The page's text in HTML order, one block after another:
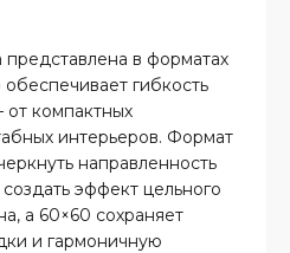
в форматах
гибкость
компактных
интерьеров. Формат
направленность
эффект цельного
а 60×60 сохраняет
и гармоничную